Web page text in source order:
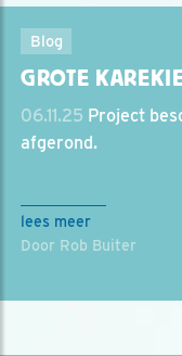
Blog
GROTE
06.11.25 Project
afgerond.
lees meer
Door Rob Buiter